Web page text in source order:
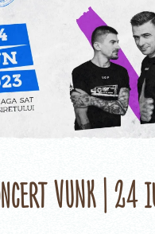
VUNK | 24